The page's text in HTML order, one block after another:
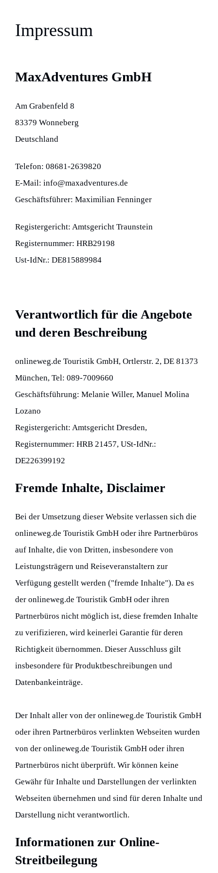
Impressum
MaxAdventures GmbH
Am Grabenfeld 8
83379 Wonneberg
Deutschland
Telefon: 08681-2639820
E-Mail: info@maxadventures.de
Geschäftsführer: Maximilian Fenninger
Registergericht: Amtsgericht Traunstein
Registernummer: HRB29198
Ust-IdNr.: DE815889984
Verantwortlich für die Angebote
und deren Beschreibung
onlineweg.de Touristik GmbH, Ortlerstr. 2, DE 81373
München, Tel: 089-7009660
Geschäftsführung: Melanie Willer, Manuel Molina
Lozano
Registergericht: Amtsgericht Dresden,
Registernummer: HRB 21457, USt-IdNr.:
DE226399192
Fremde Inhalte, Disclaimer
Bei der Umsetzung dieser Website verlassen sich die
onlineweg.de Touristik GmbH oder ihre Partnerbüros
auf Inhalte, die von Dritten, insbesondere von
Leistungsträgern und Reiseveranstaltern zur
Verfügung gestellt werden ("fremde Inhalte"). Da es
der onlineweg.de Touristik GmbH oder ihren
Partnerbüros nicht möglich ist, diese fremden Inhalte
zu verifizieren, wird keinerlei Garantie für deren
Richtigkeit übernommen. Dieser Ausschluss gilt
insbesondere für Produktbeschreibungen und
Datenbankeinträge.
Der Inhalt aller von der onlineweg.de Touristik GmbH
oder ihren Partnerbüros verlinkten Webseiten wurden
von der onlineweg.de Touristik GmbH oder ihren
Partnerbüros nicht überprüft. Wir können keine
Gewähr für Inhalte und Darstellungen der verlinkten
Webseiten übernehmen und sind für deren Inhalte und
Darstellung nicht verantwortlich.
Informationen zur Online-
Streitbeilegung